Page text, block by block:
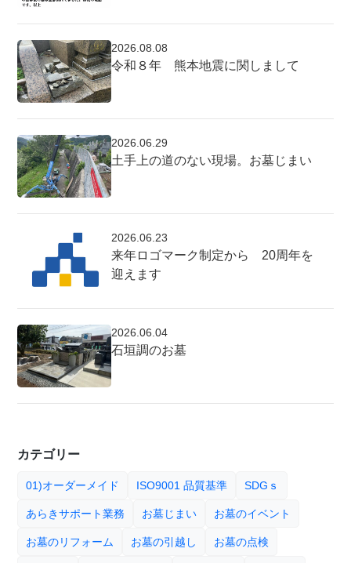
2026.08.08
令和８年 熊本地震に関しまして
2026.06.29
土手上の道のない現場。お墓じまい
2026.06.23
来年ロゴマーク制定から 20周年を
迎えます
2026.06.04
石垣調のお墓
カテゴリー
01)オーダーメイド ISO9001 品質基準 SDGｓ
あらきサポート業務 お墓じまい お墓のイベント
お墓のリフォーム お墓の引越し お墓の点検